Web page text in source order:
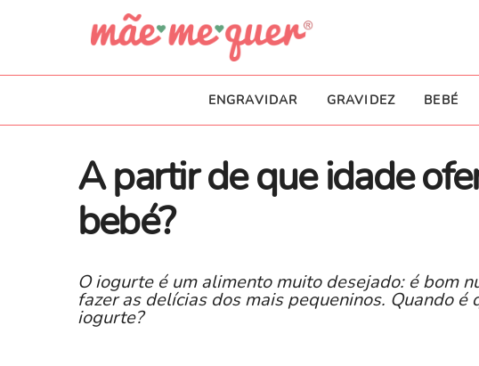
ENGRAVIDAR GRAVIDEZ BEBÉ
A partir de que idade
bebé?
O iogurte é um alimento muito desejado: é bom
fazer as delícias dos mais pequeninos. Quando
iogurte?